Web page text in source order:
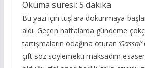
Okuma süresi: 5 dakika
Bu yazı için tuşlara dokunmaya
aldı. Geçen haftalarda gündeme
tartışmaların odağına oturan ‘Gassal’
çift söz söylemekti maksadım